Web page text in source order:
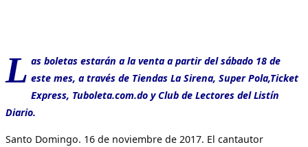
L as boletas estarán a la venta a partir del sábado 18 de
este mes, a través de Tiendas La Sirena, Super Pola,Ticket
Express, Tuboleta.com.do y Club de Lectores del Listín
Diario.
Santo Domingo. 16 de noviembre de 2017. El cantautor